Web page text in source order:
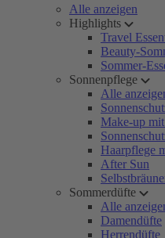
Alle anzeigen
Highlights
Travel
Beauty-
Sommer-
Sonnenpflege
Alle
Make-up
Haarpflege
After Sun
Sommerdüfte
Alle
Damendüfte
Herrendüfte